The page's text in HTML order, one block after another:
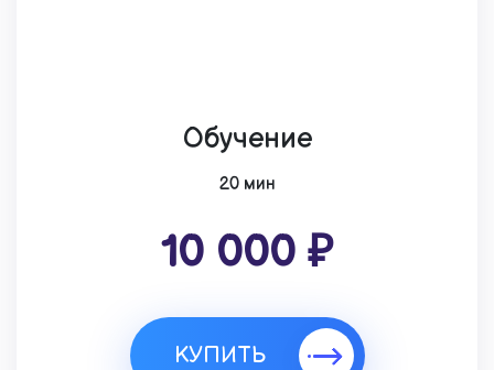
Обучение
20 мин
10 000 ₽
КУПИТЬ